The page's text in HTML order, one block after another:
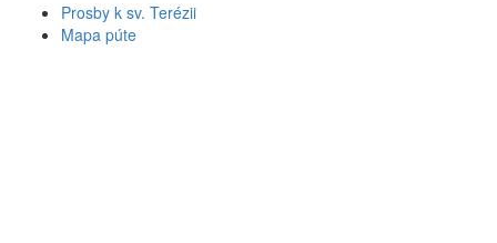
Prosby k sv. Terézii
Mapa púte